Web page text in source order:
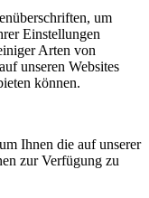
um
Einstellungen
Arten von
unseren Websites
können.
Ihnen die auf unserer
zur Verfügung zu